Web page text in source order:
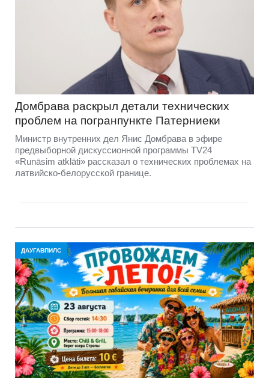
Домбравa раскрыл детали технических
проблем на погранпункте Патерниеки
Министр внутренних дел Янис Домбрава в эфире
предвыборной дискуссионной программы TV24
«Runāsim atklāti» рассказал о технических проблемах на
латвийско-белорусской границе.
ДАУГАВПИЛС